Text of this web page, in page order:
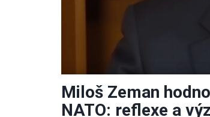
Miloš Zeman
NATO: reflexe a